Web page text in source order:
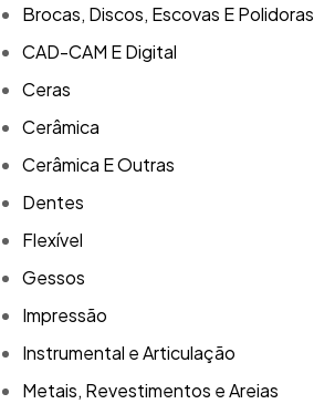
Brocas, Discos, Escovas E Polidoras
CAD-CAM E Digital
Ceras
Cerâmica
Cerâmica E Outras
Dentes
Flexível
Gessos
Impressão
Instrumental e Articulação
Metais, Revestimentos e Areias